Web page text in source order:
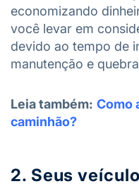
economizando
você levar em
devido ao tempo de
manutenção e
Leia também: Como
caminhão?
2. Seus